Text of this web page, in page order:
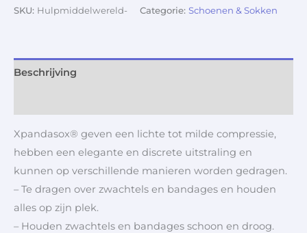
SKU: Hulpmiddelwereld- Categorie: Schoenen & Sokken
Beschrijving
Xpandasox® geven een lichte tot milde compressie,
hebben een elegante en discrete uitstraling en
kunnen op verschillende manieren worden gedragen.
– Te dragen over zwachtels en bandages en houden
alles op zijn plek.
– Houden zwachtels en bandages schoon en droog.